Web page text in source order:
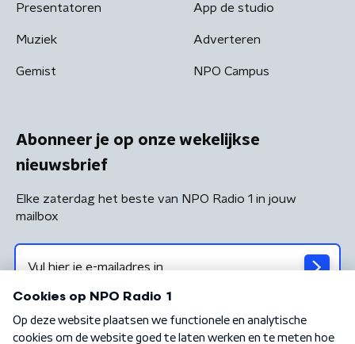
Presentatoren
Muziek
Gemist
App de studio
Adverteren
NPO Campus
Abonneer je op onze wekelijkse
nieuwsbrief
Elke zaterdag het beste van NPO Radio 1 in jouw
mailbox